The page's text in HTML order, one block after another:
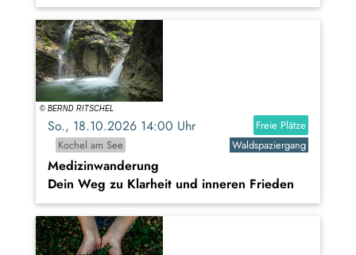
So., 18.10.2026 14:00 Uhr
Freie Plätze
Kochel am See
Waldspaziergang
Medizinwanderung
Dein Weg zu Klarheit und inneren Frieden